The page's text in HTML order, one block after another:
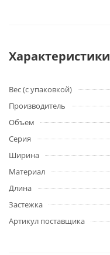
Характеристики
Вес (с упаковкой)
Производитель
Объем
Серия
Ширина
Материал
Длина
Застежка
Артикул поставщика